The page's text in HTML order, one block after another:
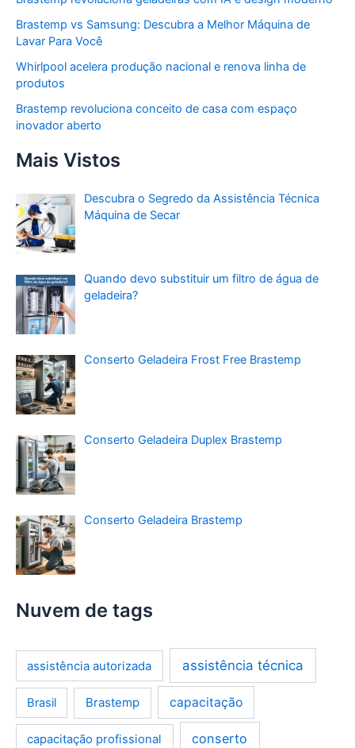
Brastemp vs Samsung: Descubra a Melhor Máquina de
Lavar Para Você
Whirlpool acelera produção nacional e renova linha de
produtos
Brastemp revoluciona conceito de casa com espaço
inovador aberto
Mais Vistos
Descubra o Segredo da Assistência Técnica
Máquina de Secar
Quando devo substituir um filtro de água de
geladeira?
Conserto Geladeira Frost Free Brastemp
Conserto Geladeira Duplex Brastemp
Conserto Geladeira Brastemp
Nuvem de tags
assistência autorizada assistência técnica
Brasil Brastemp capacitação
capacitação profissional conserto